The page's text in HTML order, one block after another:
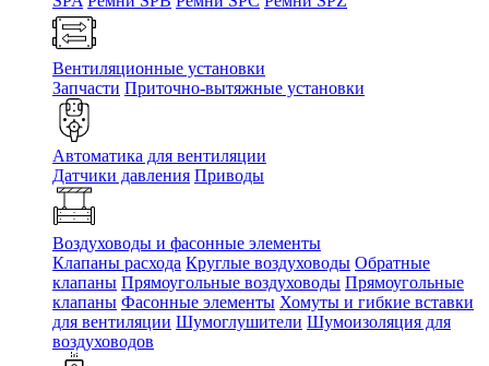
Вентиляционные установки
Запчасти Приточно-вытяжные установки
Автоматика для вентиляции
Датчики давления Приводы
Воздуховоды и фасонные элементы
Клапаны расхода Круглые воздуховоды Обратные
клапаны Прямоугольные воздуховоды Прямоугольные
клапаны Фасонные элементы Хомуты и гибкие вставки
для вентиляции Шумоглушители Шумоизоляция для
воздуховодов